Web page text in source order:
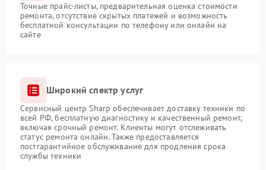
Точные прайс-листы, предварительная оценка стоимости
ремонта, отсутствие скрытых платежей и возможность
бесплатной консультации по телефону или онлайн на
сайте
Широкий спектр услуг
Сервисный центр Sharp обеспечивает доставку техники по
всей РФ, бесплатную диагностику и качественный ремонт,
включая срочный ремонт. Клиенты могут отслеживать
статус ремонта онлайн. Также предоставляется
постгарантийное обслуживание для продления срока
службы техники